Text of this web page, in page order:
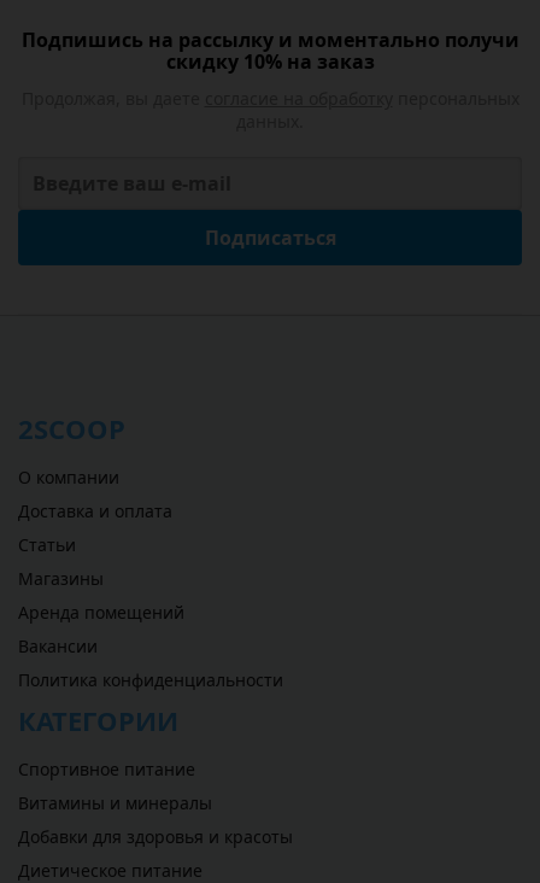
Подпишись на рассылку и моментально получи
скидку 10% на заказ
Подписаться
2SCOOP
О компании
Доставка и оплата
Статьи
Магазины
Аренда помещений
Вакансии
Политика конфиденциальности
КАТЕГОРИИ
Спортивное питание
Витамины и минералы
Добавки для здоровья и красоты
Диетическое питание